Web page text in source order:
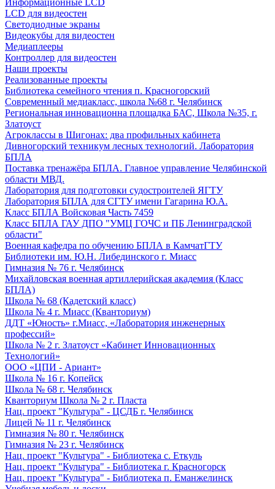
Информационные LCD
LCD для видеостен
Светодиодные экраны
Видеокубы для видеостен
Медиаплееры
Контроллер для видеостен
Наши проекты
Реализованные проекты
Библиотека семейного чтения п. Красногорский
Современный медиакласс, школа №68 г. Челябинск
Региональная инновационна площадка БАС, Школа №35, г.
Златоуст
Агроклассы в Шигонах: два профильных кабинета
Дивногорский техникум лесных технологий. Лаборатория
БПЛА
Поставка тренажёра БПЛА. Главное управление Челябинской
области МВД.
Лаборатория для подготовки судостроителей ЯГТУ
Лаборатория БПЛА для СГТУ имени Гагарина Ю.А.
Класс БПЛА Войсковая Часть 7459
Класс БПЛА ГАУ ДПО "УМЦ ГОЧС и ПБ Ленинградской
области"
Военная кафедра по обучению БПЛА в КамчатГТУ
Библиотеки им. Ю.Н. Либединского г. Миасс
Гимназия № 76 г. Челябинск
Михайловская военная артиллерийская академия (Класс
БПЛА)
Школа № 68 (Кадетский класс)
Школа № 4 г. Миасс (Кванториум)
ДДТ «Юность» г.Миасс, «Лаборатория инженерных
профессий»
Школа № 2 г. Златоуст «Кабинет Инновационных
Технологий»
ООО «ЦПИ - Ариант»
Школа № 16 г. Копейск
Школа № 68 г. Челябинск
Кванториум Школа № 2 г. Пласта
Нац. проект "Культура" - ЦСДБ г. Челябинск
Лицей № 11 г. Челябинск
Гимназия № 80 г. Челябинск
Гимназия № 23 г. Челябинск
Нац. проект "Культура" - Библиотека с. Еткуль
Нац. проект "Культура" - Библиотека г. Красногорск
Нац. проект "Культура" - Библиотека п. Еманжелинск